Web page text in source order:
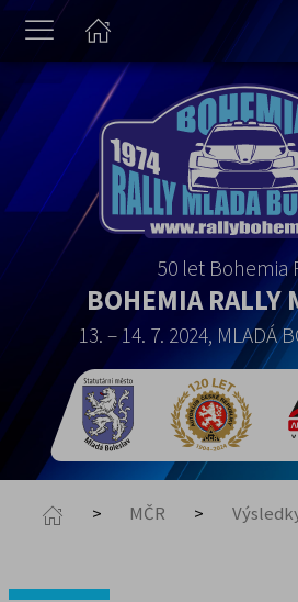
50 let Bohemia
BOHEMIA RALLY
13. – 14. 7. 2024, MLADÁ
MČR